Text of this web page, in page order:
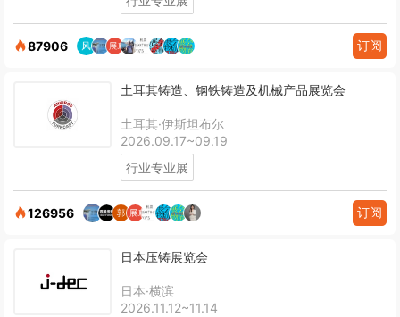
87906 订阅
土耳其铸造、钢铁铸造及机械产品展览会
土耳其·伊斯坦布尔
2026.09.17~09.19
行业专业展
126956 订阅
日本压铸展览会
日本·横滨
2026.11.12~11.14